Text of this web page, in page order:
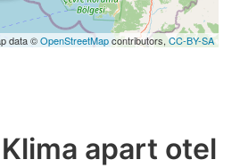
data ©OpenStreetMapcontributors, CC-BY-SA
Klima apart otel